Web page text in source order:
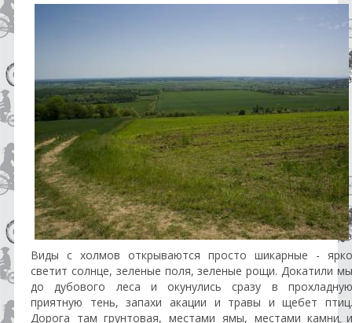
Виды с холмов открываются просто шикарные - ярко
светит солнце, зеленые поля, зеленые рощи. Докатили мы
до дубового леса и окунулись сразу в прохладную
приятную тень, запахи акации и травы и щебет птиц.
Дорога там грунтовая, местами ямы, местами камни и